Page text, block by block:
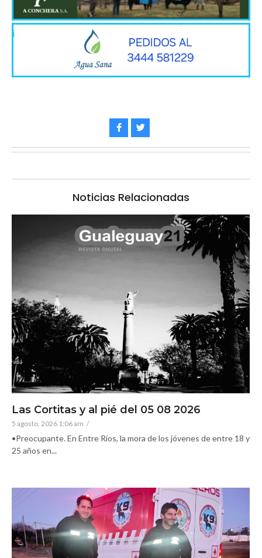
Noticias Relacionadas
Las Cortitas y al pié del 05 08 2026
5 agosto, 2026 1:06 am /
•Preocupante. En Entre Ríos, la mora de los jóvenes de entre 18 y
25 años en...